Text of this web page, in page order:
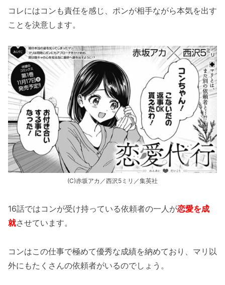
コレにはコンも責任を感じ、ポンが相手ながら本気を出す
ことを決意します。
(C)赤坂アカ／西沢5ミリ／集英社
16話ではコンが受け持っている依頼者の一人が恋愛を成
就させています。
コンはこの仕事で極めて優秀な成績を納めており、マリ以
外にもたくさんの依頼者がいるのでしょう。